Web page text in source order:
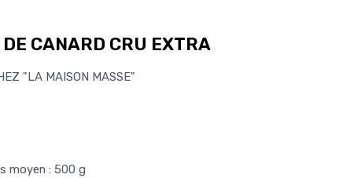
CANARD CRU EXTRA
"LA MAISON MASSE"
moyen : 500 g